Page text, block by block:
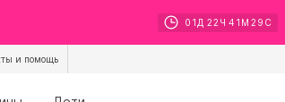
01 Д 22 Ч 41 М 28 С
и помощь